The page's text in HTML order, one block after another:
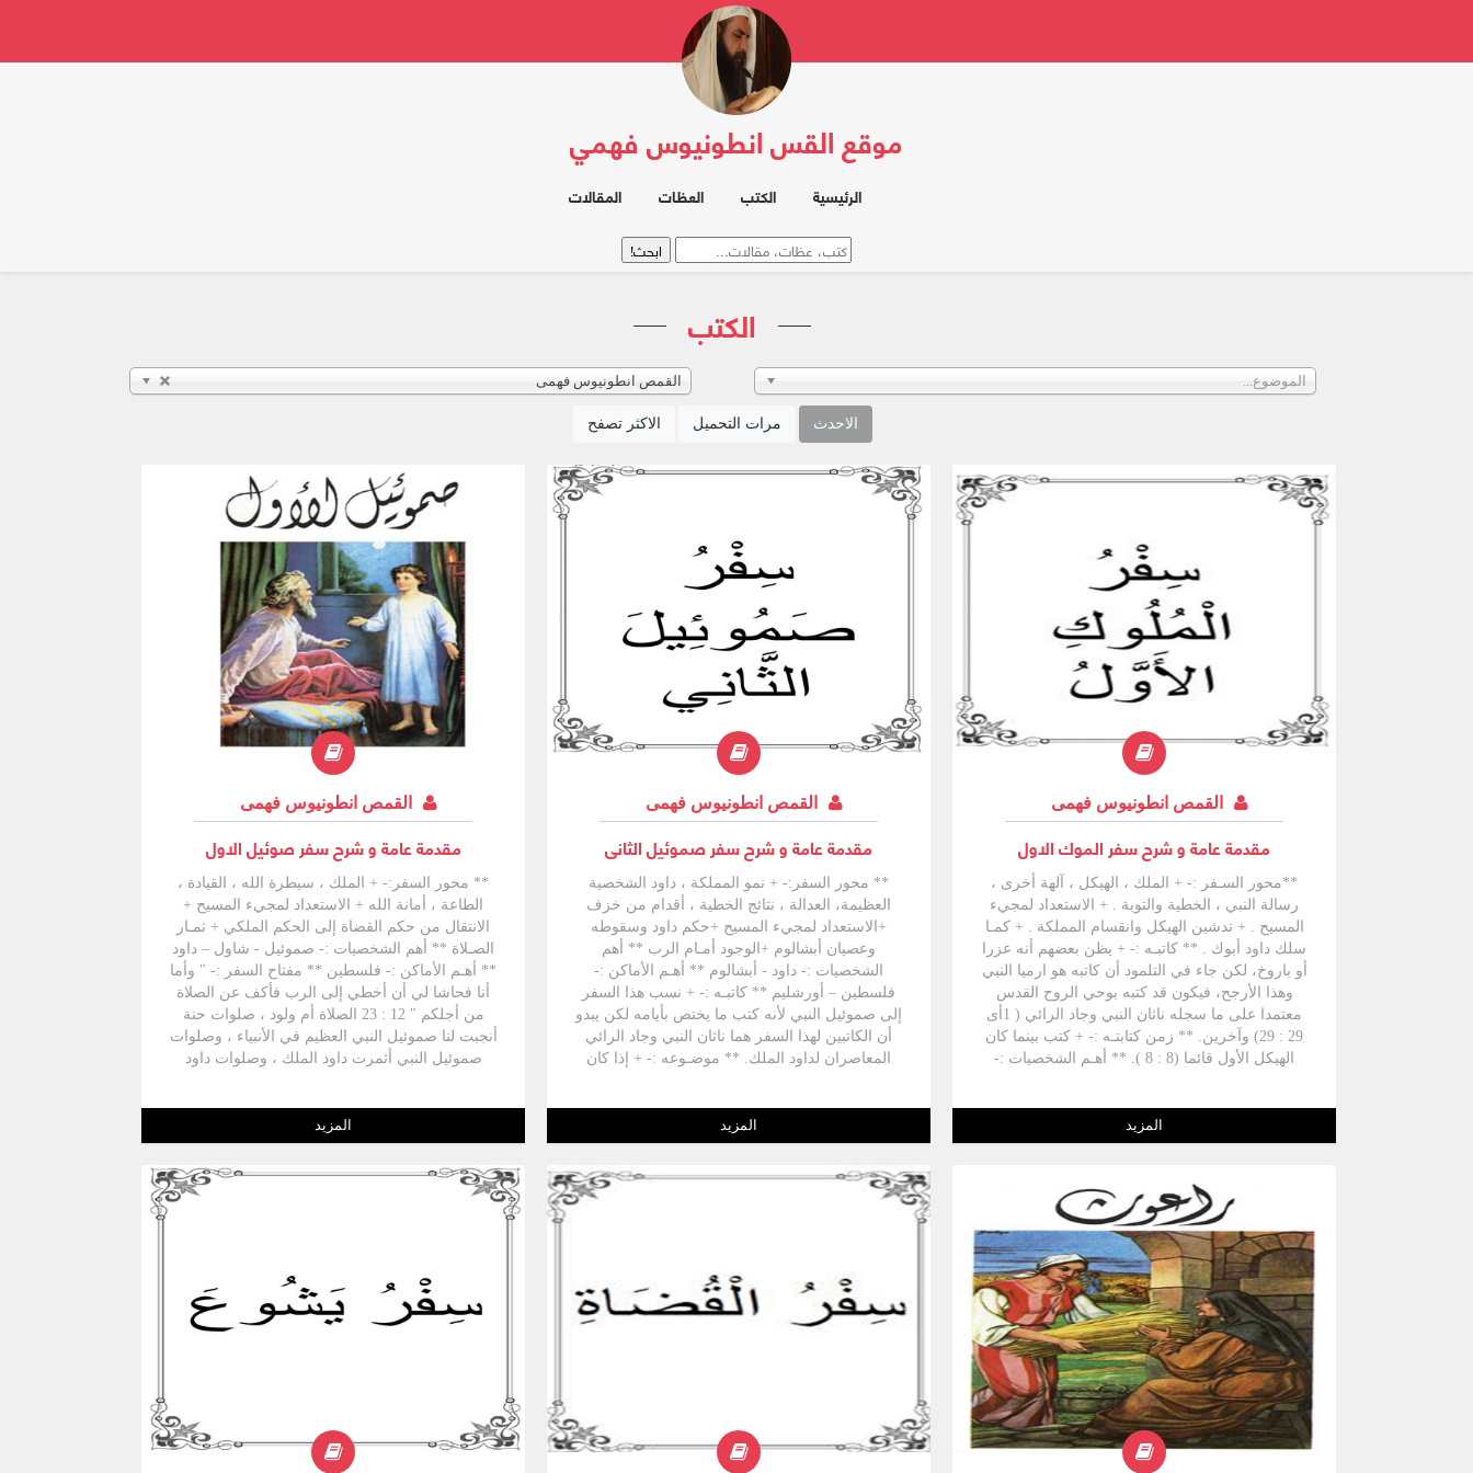
موقع القس انطونيوس فهمي
الرئيسية الكتب العظات المقالات
الكتب
القمص انطونيوس فهمى الموضوع...
الاحدث مرات التحميل الاكثر تصفح
القمص انطونيوس فهمى
مقدمة عامة و شرح سفر الموك الاول
**محور السـفر :- + الملك ، الهيكل ، آلهة أخرى ،
رسالة النبي ، الخطية والتوبة . + الاستعداد لمجيء
المسيح . + تدشين الهيكل وانقسام المملكة . + كمـا
سلك داود أبوك . ** كاتبـه :- + يظن بعضهم أنه عزرا
أو باروخ، لكن جاء في التلمود أن كاتبه هو ارميا النبي
وهذا الأرجح، فيكون قد كتبه بوحي الروح القدس
معتمدا على ما سجله ناثان النبي وجاد الرائي ( 1أى
29 : 29) وآخرين. ** زمن كتابتـه :- + كتب بينما كان
الهيكل الأول قائما (8 : 8 ). ** أهـم الشخصيات :-
سليمان ** سـماتـه :- + كان سفرا الملوك الأول
والثاني في الأصل العبري سفرا واحدا فيهما تاريخ
داود الأخير حوالي سنة 1000 ق.م إلى سقوط
أورشليم سنة 586 ق.م. + يحوى سفر الملوك الأول
تاريخ مملكة إسرائيل ويهوذا من سليمان حتى أخاب
ويهوشفاط ، حقبة تبلغ حوالي 115 أو 125 عاما . +
في هذا السفر تظهر المملكة قوية ومجيدة حتى ثبتت
في الملك الحقيقي الذي قال عنه ميخا بن يملة النبي
" رأيت الملك جالسا علي كرسيه وكل جند السماء
وقوف لديه عن يمنيه وعن يساره "1مل 22 : 19" يهبها
رحمة وعونا ومجدا ، أما إذا انحرفت عنه فتنهار
وتسقط تحت التأديب لأجل عصيانها. + أن كان داود قد
مات لكنه يبقي في عيني الله المثل الذي يضرب به
الله لأولاده فحينما يوصي سليمان يقول له " وأنت إن
سلكت أمامي كما سلك داود أبوك بسلامة قلـب
المزيد
القمص انطونيوس فهمى
مقدمة عامة و شرح سفر صموئيل الثانى
** محور السفر:- + نمو المملكة ، داود الشخصية
العظيمة، العدالة ، نتائج الخطية ، أقدام من خزف
+الاستعداد لمجيء المسيح +حكم داود وسقوطه
وعصيان أبشالوم +الوجود أمـام الرب ** أهم
الشخصيات :- داود - أبشالوم ** أهـم الأماكن :-
فلسطين – أورشليم ** كاتبـه :- + نسب هذا السفر
إلى صموئيل النبي لأنه كتب ما يختص بأيامه لكن يبدو
أن الكاتبين لهذا السفر هما ناثان النبي وجاد الرائي
المعاصران لداود الملك. ** موضـوعه :- + إذا كان
السفر بأواخر أيام ملك داود الملك، بذلك يحتويان
على أهم الأحداث في حياة صموئيل وشاول وداود. **
غايـة السفر:- داود يعرض لنا هذا السفر حياة داود في
المزيد
القمص انطونيوس فهمى
مقدمة عامة و شرح سفر صوئيل الاول
** محور السفر:- + الملك ، سيطرة الله ، القيادة ،
الطاعة ، أمانة الله + الاستعداد لمجيء المسيح +
الانتقال من حكم القضاة إلى الحكم الملكي + ثمـار
الصـلاة ** أهم الشخصيات :- صموئيل - شاول – داود
** أهـم الأماكن :- فلسطين ** مفتاح السفر :- " وأما
أنا فحاشا لي أن أخطي إلى الرب فأكف عن الصلاة
من أجلكم " 12 : 23 الصلاة أم ولود ، صلوات حنة
أنجبت لنا صموئيل النبي العظيم في الأنبياء ، وصلوات
صموئيل النبي أثمرت داود الملك ، وصلوات داود
** موضـوعه :- + سفرا صموئيل في الأصل العبري
سفر واحد يفصل بينهما تجليس داود ملكا . فى السفر
الأول يبدأ بولادة صموئيل النبي ونهاية خدمة عالي
الملك 1صم9- 31 ..انتصارات داود الملك 2صم1- 10
مخلصا " قاضيا " إلى حين ، ولم تكن وظيفة القاضي
رسمية تُسلم بالخلافة ، ولا مقصورة علي سبط معين
المزيد